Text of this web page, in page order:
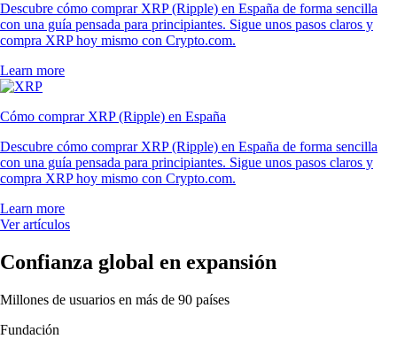
Descubre cómo comprar XRP (Ripple) en España de forma sencilla
con una guía pensada para principiantes. Sigue unos pasos claros y
compra XRP hoy mismo con Crypto.com.
Learn more
Cómo comprar XRP (Ripple) en España
Descubre cómo comprar XRP (Ripple) en España de forma sencilla
con una guía pensada para principiantes. Sigue unos pasos claros y
compra XRP hoy mismo con Crypto.com.
Learn more
Ver artículos
Confianza global en expansión
Millones de usuarios en más de 90 países
Fundación